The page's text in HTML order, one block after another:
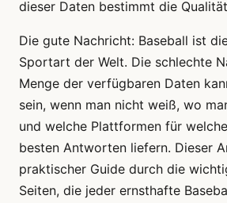
dieser Daten bestimmt die
Die gute Nachricht: Baseball ist
Sportart der Welt. Die schlechte
Menge der verfügbaren Daten
sein, wenn man nicht weiß, wo
und welche Plattformen für
besten Antworten liefern. Dieser
praktischer Guide durch die
Seiten, die jeder ernsthafte